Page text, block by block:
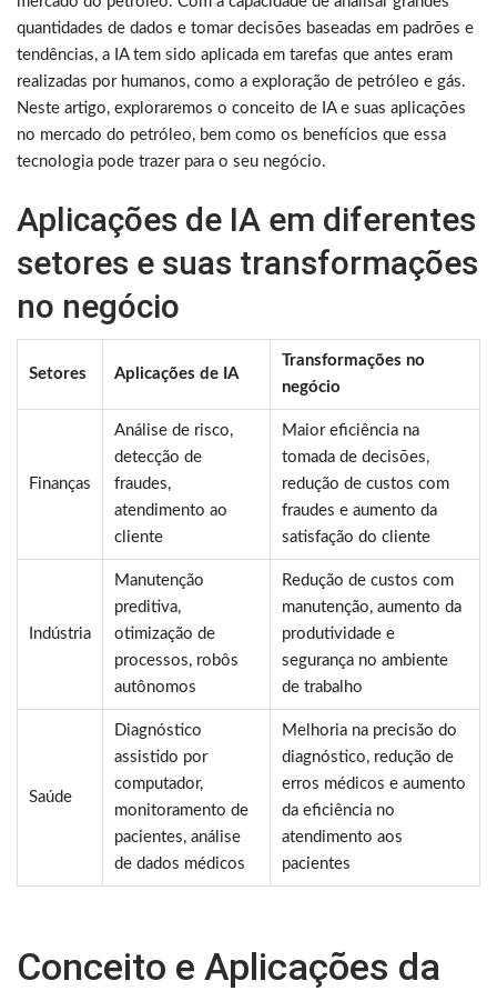
quantidades de dados e tomar decisões baseadas em padrões e
tendências, a IA tem sido aplicada em tarefas que antes eram
realizadas por humanos, como a exploração de petróleo e gás.
Neste artigo, exploraremos o conceito de IA e suas aplicações
no mercado do petróleo, bem como os benefícios que essa
tecnologia pode trazer para o seu negócio.
Aplicações de IA em diferentes
setores e suas transformações
no negócio
Setores Aplicações de IA
Transformações no
negócio
Finanças
Análise de risco,
detecção de
fraudes,
atendimento ao
cliente
Maior eficiência na
tomada de decisões,
redução de custos com
fraudes e aumento da
satisfação do cliente
Indústria
Manutenção
preditiva,
otimização de
processos, robôs
autônomos
Redução de custos com
manutenção, aumento da
produtividade e
segurança no ambiente
de trabalho
Saúde
Diagnóstico
assistido por
computador,
monitoramento de
pacientes, análise
de dados médicos
Melhoria na precisão do
diagnóstico, redução de
erros médicos e aumento
da eficiência no
atendimento aos
pacientes
Conceito e Aplicações da